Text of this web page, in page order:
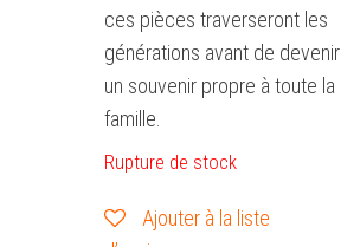
ces pièces traverseront les
générations avant de devenir
un souvenir propre à toute la
famille.
Rupture de stock
Ajouter à la liste